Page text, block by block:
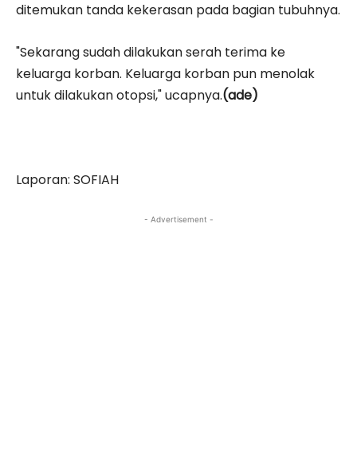
ditemukan tanda kekerasan pada bagian tubuhnya.
"Sekarang sudah dilakukan serah terima ke
keluarga korban. Keluarga korban pun menolak
untuk dilakukan otopsi," ucapnya.(ade)
Laporan: SOFIAH
- Advertisement -